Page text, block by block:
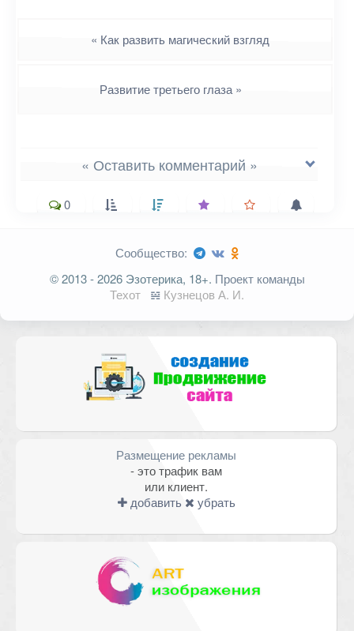
« Как развить магический взгляд
Развитие третьего глаза »
« Оставить комментарий »
Ваш адрес email не будет
опубликован.
Обязательные поля
Комментарий
Email *
0
Сообщество:
© 2013 - 2026 Эзотерика, 18+. Проект команды
Техот
𝌴 Кузнецов А. И.
Размещение рекламы
- это трафик вам
или клиент.
добавить
убрать